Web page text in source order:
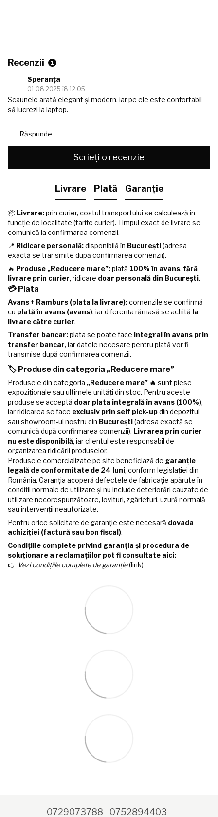
Recenzii 1
Speranţa
01.08.2025 î8 12:05
Scaunele arată elegant și modern, iar pe ele este confortabil
să lucrezi la laptop.
Răspunde
Scrieți o recenzie
Livrare Plată Garanție
📦 Livrare:prin curier, costul transportului se calculează în
funcție de localitate (tarife curier). Timpul exact de livrare se
comunică la confirmarea comenzii.
📍 Ridicare personală:disponibilă în București(adresa
exactă se transmite după confirmarea comenzii).
🔥 Produse „Reducere mare”:plată 100% în avans, fără
livrare prin curier, ridicare doar personală din București.
💳 Plata
Avans + Ramburs (plata la livrare):comenzile se confirmă
cu plată în avans (avans), iar diferența rămasă se achită la
livrare către curier.
Transfer bancar:plata se poate face integral în avans prin
transfer bancar, iar datele necesare pentru plată vor fi
transmise după confirmarea comenzii.
🏷️ Produse din categoria „Reducere mare”
Produsele din categoria „Reducere mare” 🔥 sunt piese
expoziționale sau ultimele unități din stoc. Pentru aceste
produse se acceptă doar plata integrală în avans (100%),
iar ridicarea se face exclusiv prin self pick-updin depozitul
sau showroom-ul nostru din București(adresa exactă se
comunică după confirmarea comenzii). Livrarea prin curier
nu este disponibilă, iar clientul este responsabil de
organizarea ridicării produselor.
Produsele comercializate pe site beneficiază de garanție
legală de conformitate de 24 luni, conform legislației din
România. Garanția acoperă defectele de fabricație apărute în
condiții normale de utilizare și nu include deteriorări cauzate de
utilizare necorespunzătoare, lovituri, zgârieturi, uzură normală
sau intervenții neautorizate.
Pentru orice solicitare de garanție este necesară dovada
achiziției (factură sau bon fiscal).
Condițiile complete privind garanția și procedura de
soluționare a reclamațiilor pot fi consultate aici:
👉 Vezi condițiile complete de garanție(link)
0729073788 0752894403